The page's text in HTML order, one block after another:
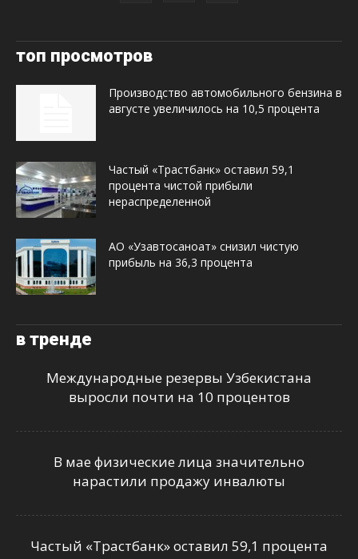
топ просмотров
Производство автомобильного бензина в
августе увеличилось на 10,5 процента
Частый «Трастбанк» оставил 59,1
процента чистой прибыли
нераспределенной
АО «Узавтосаноат» снизил чистую
прибыль на 36,3 процента
в тренде
Международные резервы Узбекистана
выросли почти на 10 процентов
В мае физические лица значительно
нарастили продажу инвалюты
Частый «Трастбанк» оставил 59,1 процента